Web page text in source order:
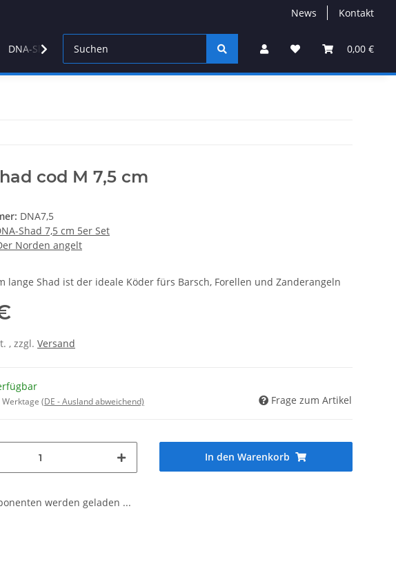
News Kontakt
0,00 €
DNA-Slamjam Farbe des Monats Jigköpfe UL-Spinnruten
cod M 7,5 cm
DNA7,5
Shad 7,5 cm 5er Set
Norden angelt
lange Shad ist der ideale Köder fürs Barsch, Forellen und Zanderangeln
, zzgl. Versand
Werktage (DE - Ausland abweichend) Frage zum Artikel
In den Warenkorb
werden geladen ...